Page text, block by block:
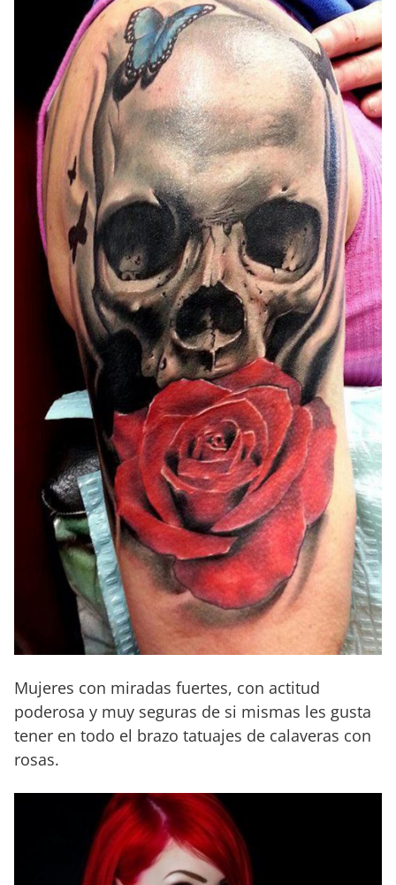
Mujeres con miradas fuertes, con actitud
poderosa y muy seguras de si mismas les gusta
tener en todo el brazo tatuajes de calaveras con
rosas.